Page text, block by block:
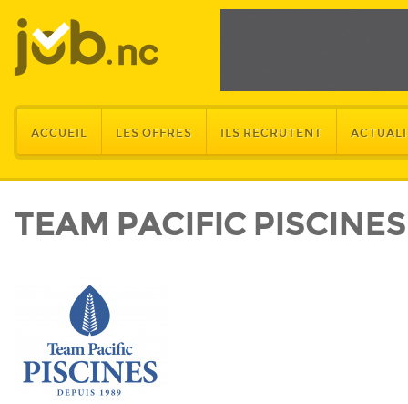
ACCUEIL LES OFFRES ILS RECRUTENT
TEAM PACIFIC PISCINES